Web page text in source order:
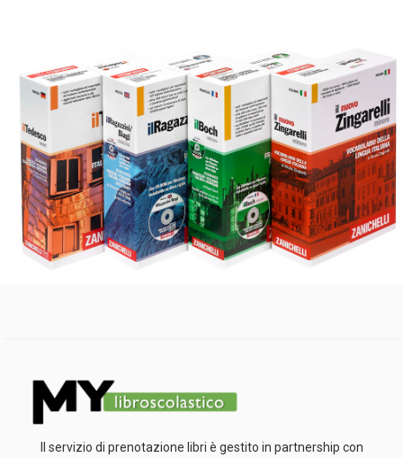
Il servizio di prenotazione libri è gestito in partnership con